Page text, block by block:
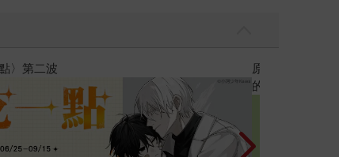
黃色書刊回來